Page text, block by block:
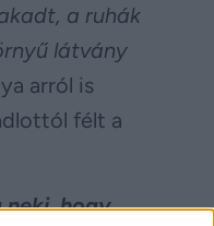
a ruhák
látvány
arról is
félt a
neki, hogy